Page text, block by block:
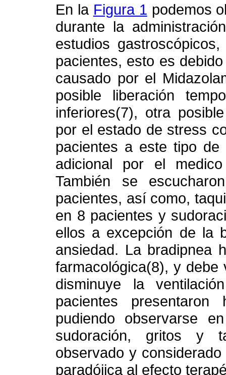
En la Figura 1 podemos
durante la
estudios
pacientes, esto es
causado por el
posible liberación
inferiores(7), otra
por el estado de stress
pacientes a este tipo
adicional por el
También se
pacientes, así como,
en 8 pacientes y
ellos a excepción de la
ansiedad. La bradipnea
farmacológica(8), y debe
disminuye la
pacientes
pudiendo observarse
sudoración, gritos y
observado y
paradójica al efecto